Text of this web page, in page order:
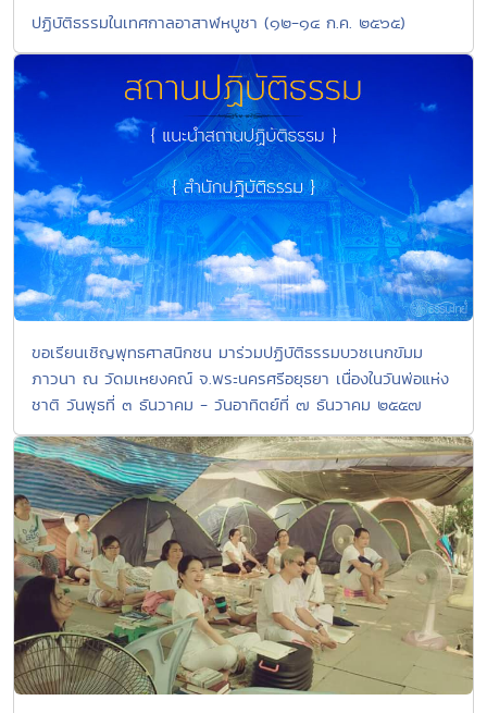
ปฏิบัติธรรมในเทศกาลอาสาฬหบูชา (๑๒-๑๔ ก.ค. ๒๕๖๕)
ขอเรียนเชิญพุทธศาสนิกชน มาร่วมปฏิบัติธรรมบวชเนกขัมม
ภาวนา ณ วัดมเหยงคณ์ จ.พระนครศรีอยุธยา เนื่องในวันพ่อแห่ง
ชาติ วันพุธที่ ๓ ธันวาคม - วันอาทิตย์ที่ ๗ ธันวาคม ๒๕๕๗